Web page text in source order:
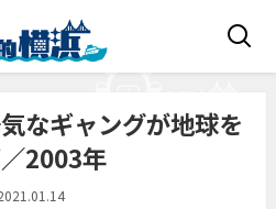
なギャングが地球を
2003年